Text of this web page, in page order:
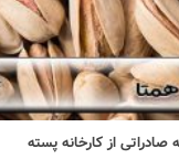
صادراتی از کارخانه پسته